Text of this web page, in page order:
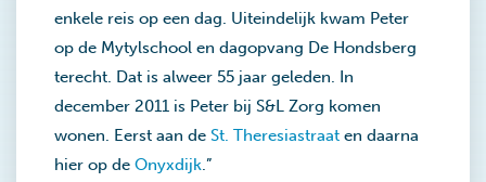
enkele reis op een dag. Uiteindelijk kwam Peter
op de Mytylschool en dagopvang De Hondsberg
terecht. Dat is alweer 55 jaar geleden. In
december 2011 is Peter bij S&L Zorg komen
wonen. Eerst aan de St. Theresiastraat en daarna
hier op de Onyxdijk.”